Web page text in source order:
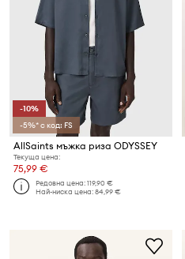
-10%
-5%* с код: FS
AllSaints мъжка риза ODYSSEY
Текуща цена:
75,99 €
Редовна цена:119,90 €
Най-ниска цена:84,99 €